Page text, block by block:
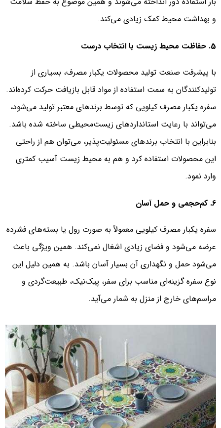
و بهداشت محیط کمک زیادی می‌کند.
5. حفاظت محیط زیست با انتخاب درست
با پیشرفت صنعت تولید محصولات یکبار مصرف، بسیاری از
تولیدکنندگان به سمت استفاده از مواد قابل بازیافت حرکت کرده‌اند.
سفره یکبار مصرف کیلویی که توسط برندهای معتبر تولید می‌شود،
می‌تواند با رعایت استانداردهای زیست‌محیطی ساخته شده باشد.
بنابراین با انتخاب برندهای مسئولیت‌پذیر، می‌توان هم از راحتی
این محصولات استفاده کرد و هم به محیط زیست آسیب کمتری
وارد نمود.
6. کم‌حجمی و حمل آسان
سفره یکبار مصرف کیلویی معمولاً به صورت رول یا بسته‌های فشرده
عرضه می‌شود و فضای زیادی اشغال نمی‌کند. همین ویژگی باعث
می‌شود حمل و نگهداری آن بسیار آسان باشد. به همین دلیل این
نوع سفره گزینه‌ای مناسب برای سفر، پیک‌نیک، طبیعت‌گردی و
مراسم‌های خارج از منزل به شمار می‌آید.